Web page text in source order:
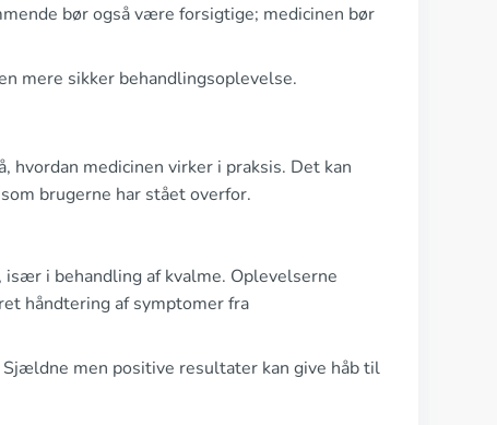
bør også være forsigtige; medicinen bør
mere sikker behandlingsoplevelse.
medicinen virker i praksis. Det kan
brugerne har stået overfor.
i behandling af kvalme. Oplevelserne
håndtering af symptomer fra
men positive resultater kan give håb til